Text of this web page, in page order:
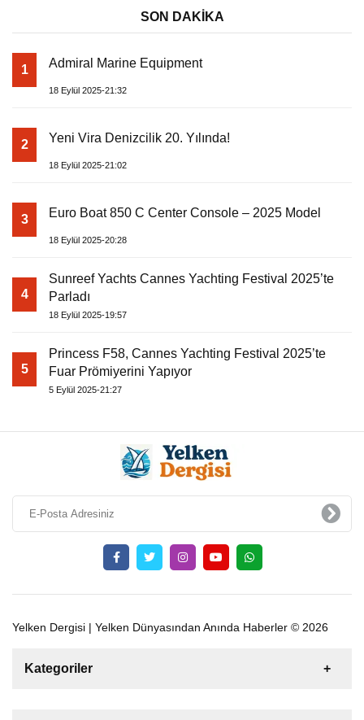
SON DAKİKA
1 Admiral Marine Equipment
18 Eylül 2025-21:32
2 Yeni Vira Denizcilik 20. Yılında!
18 Eylül 2025-21:02
3 Euro Boat 850 C Center Console – 2025 Model
18 Eylül 2025-20:28
4
Sunreef Yachts Cannes Yachting Festival 2025’te
Parladı
18 Eylül 2025-19:57
5
Princess F58, Cannes Yachting Festival 2025’te
Fuar Prömiyerini Yapıyor
5 Eylül 2025-21:27
Yelken Dergisi | Yelken Dünyasından Anında Haberler © 2026
Kategoriler